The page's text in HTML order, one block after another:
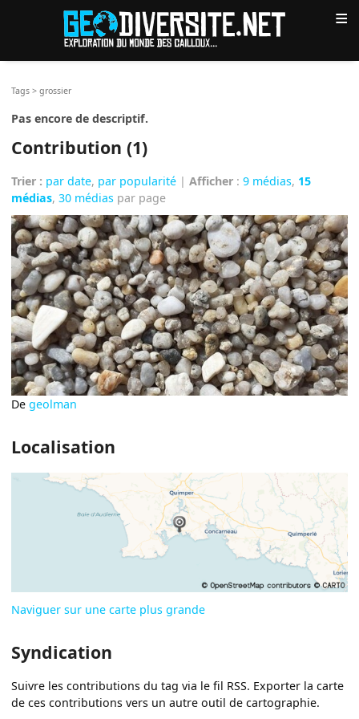
≡
Tags >grossier
Pas encore de descriptif.
Contribution (1)
Trier : par date, par popularité |Afficher :9 médias, 15
médias,30 médias par page
Degeolman
Localisation
Naviguer sur une carte plus grande
Syndication
Suivre les contributions du tag via le fil RSS. Exporter la carte
de ces contributions vers un autre outil de cartographie.